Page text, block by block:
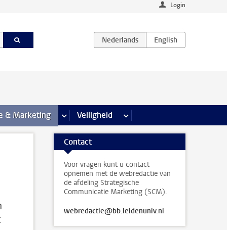
Login
& Marketing meer Communicatie & Marketing pagina’s
Veiligheid meer Veiligheid pagina’s
Contact
Voor vragen kunt u contact
opnemen met de webredactie van
de afdeling Strategische
Communicatie Marketing (SCM).
webredactie@bb.leidenuniv.nl